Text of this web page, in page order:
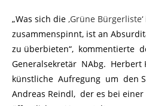
„Was sich die ‚Grüne Bürgerliste‘
zusammenspinnt, ist an
zu überbieten“, kommentierte
Generalsekretär NAbg. Herbert
künstliche Aufregung um den
Andreas Reindl, der es bei einer